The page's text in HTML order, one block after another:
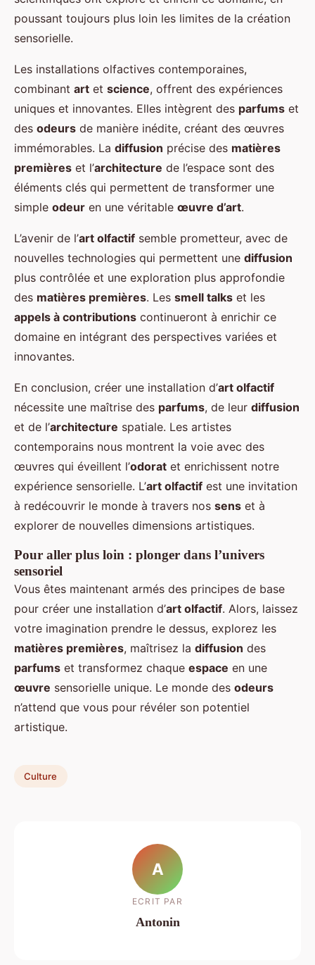
poussant toujours plus loin les limites de la création
sensorielle.
Les installations olfactives contemporaines,
combinant art et science, offrent des expériences
uniques et innovantes. Elles intègrent des parfums et
des odeurs de manière inédite, créant des œuvres
immémorables. La diffusion précise des matières
premières et l’architecture de l’espace sont des
éléments clés qui permettent de transformer une
simple odeur en une véritable œuvre d’art.
L’avenir de l’art olfactif semble prometteur, avec de
nouvelles technologies qui permettent une diffusion
plus contrôlée et une exploration plus approfondie
des matières premières. Les smell talks et les
appels à contributions continueront à enrichir ce
domaine en intégrant des perspectives variées et
innovantes.
En conclusion, créer une installation d’art olfactif
nécessite une maîtrise des parfums, de leur diffusion
et de l’architecture spatiale. Les artistes
contemporains nous montrent la voie avec des
œuvres qui éveillent l’odorat et enrichissent notre
expérience sensorielle. L’art olfactif est une invitation
à redécouvrir le monde à travers nos sens et à
explorer de nouvelles dimensions artistiques.
Pour aller plus loin : plonger dans l’univers
sensoriel
Vous êtes maintenant armés des principes de base
pour créer une installation d’art olfactif. Alors, laissez
votre imagination prendre le dessus, explorez les
matières premières, maîtrisez la diffusion des
parfums et transformez chaque espace en une
œuvre sensorielle unique. Le monde des odeurs
n’attend que vous pour révéler son potentiel
artistique.
Culture
A
ECRIT PAR
Antonin